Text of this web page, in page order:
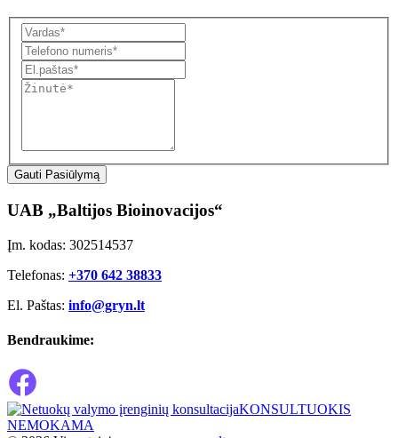
Gauti Pasiūlymą
UAB „Baltijos Bioinovacijos“
Įm. kodas: 302514537
Telefonas: +370 642 38833
El. Paštas: info@gryn.lt
Bendraukime:
KONSULTUOKIS
NEMOKAMA